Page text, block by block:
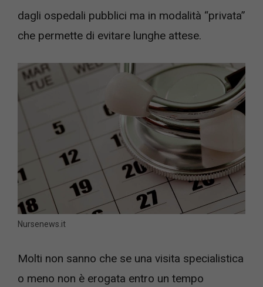
dagli ospedali pubblici ma in modalità “privata”
che permette di evitare lunghe attese.
Nursenews.it
Molti non sanno che se una visita specialistica
o meno non è erogata entro un tempo